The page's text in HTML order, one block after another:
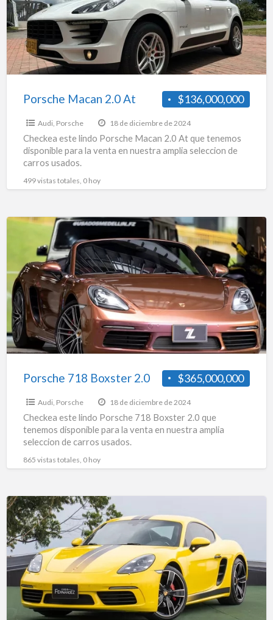
$136,000,000
Porsche Macan 2.0 At
Audi, Porsche 18 de diciembre de 2024
Checkea este lindo Porsche Macan 2.0 At que tenemos
disponible para la venta en nuestra amplia seleccion de
carros usados.
499 vistas totales, 0 hoy
Porsche
Boxster
2.0
$365,000,000
Porsche 718 Boxster 2.0
Audi Porsche 18 de diciembre de 2024
Checkea este lindo Porsche 718 Boxster 2.0 que
tenemos disponible para la venta en nuestra amplia
seleccion de carros usados.
865 vistas totales, 0 hoy
Porsche
718
2.5
Cayman
S